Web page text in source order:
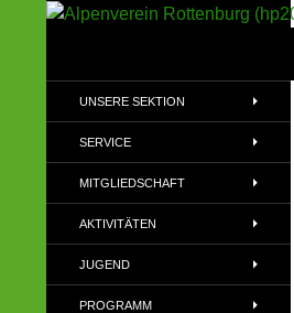
(DAV)
UNSERE SEKTION
SERVICE
MITGLIEDSCHAFT
AKTIVITÄTEN
JUGEND
PROGRAMM